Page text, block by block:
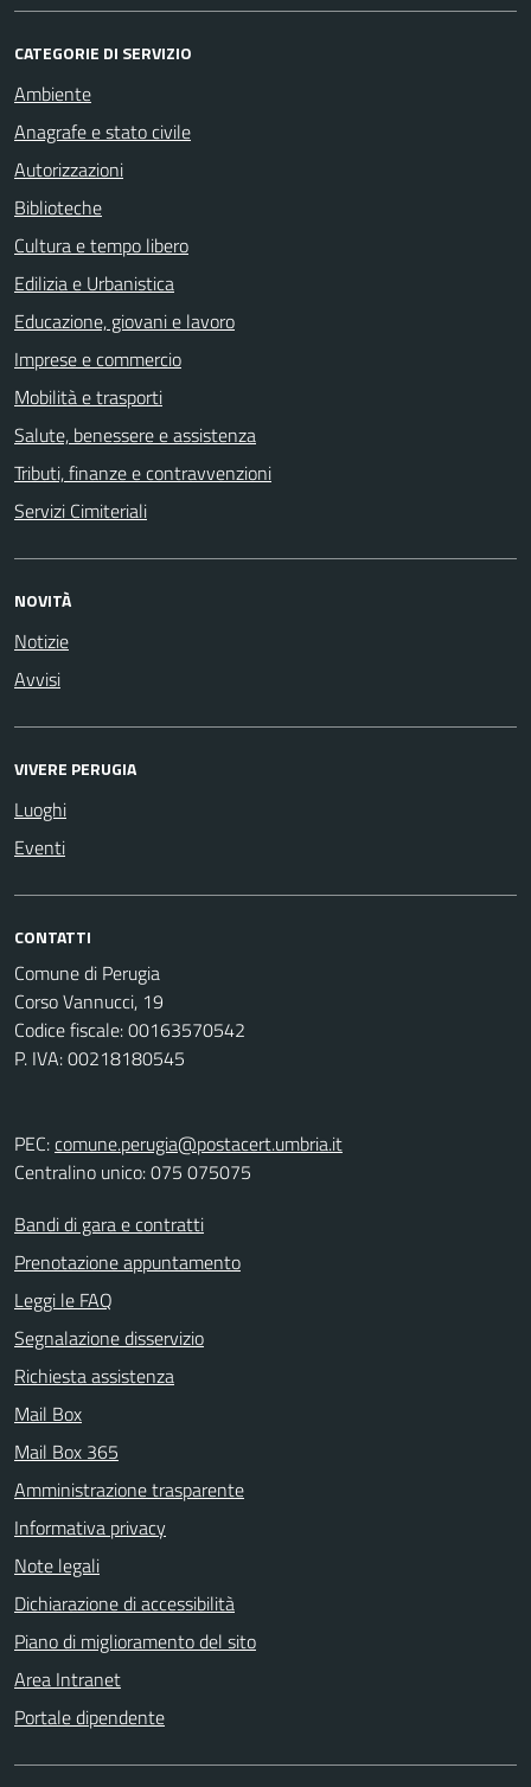
CATEGORIE DI SERVIZIO
Ambiente
Anagrafe e stato civile
Autorizzazioni
Biblioteche
Cultura e tempo libero
Edilizia e Urbanistica
Educazione, giovani e lavoro
Imprese e commercio
Mobilità e trasporti
Salute, benessere e assistenza
Tributi, finanze e contravvenzioni
Servizi Cimiteriali
NOVITÀ
Notizie
Avvisi
VIVERE PERUGIA
Luoghi
Eventi
CONTATTI
Comune di Perugia
Corso Vannucci, 19
Codice fiscale: 00163570542
P. IVA: 00218180545
PEC:comune.perugia@postacert.umbria.it
Centralino unico: 075 075075
Bandi di gara e contratti
Prenotazione appuntamento
Leggi le FAQ
Segnalazione disservizio
Richiesta assistenza
Mail Box
Mail Box 365
Amministrazione trasparente
Informativa privacy
Note legali
Dichiarazione di accessibilità
Piano di miglioramento del sito
Area Intranet
Portale dipendente